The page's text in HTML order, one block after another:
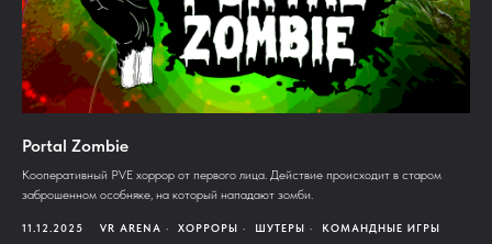
Portal Zombie
Кооперативный PVE хоррор от первого лица. Действие происходит в старом
заброшенном особняке, на который нападают зомби.
11.12.2025 VR ARENA ХОРРОРЫ ШУТЕРЫ КОМАНДНЫЕ ИГРЫ